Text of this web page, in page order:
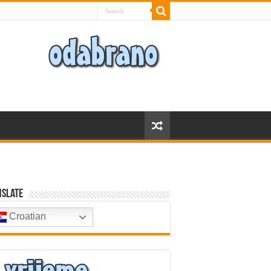
Croatian